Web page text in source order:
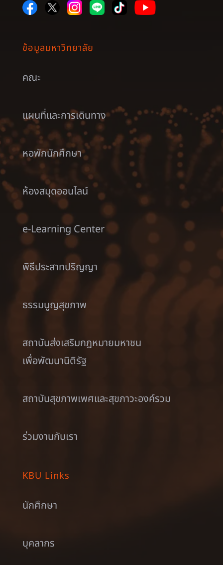
ข้อมูลมหาวิทยาลัย
คณะ
แผนที่และการเดินทาง
หอพักนักศึกษา
ห้องสมุดออนไลน์
e-Learning Center
พิธีประสาทปริญญา
ธรรมนูญสุขภาพ
สถาบันส่งเสริมกฎหมายมหาชน
เพื่อพัฒนานิติรัฐ
สถาบันสุขภาพเพศและสุขภาวะองค์รวม
ร่วมงานกับเรา
KBU Links
นักศึกษา
บุคลากร